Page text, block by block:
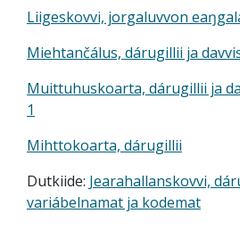
Liigeskovvi, jorgaluvvon
Miehtančálus, dárugillii ja
Muittuhuskoarta, dárugillii ja
1
Mihttokoarta, dárugillii
Dutkiide: Jearahallanskovvi,
variábelnamat ja kodemat